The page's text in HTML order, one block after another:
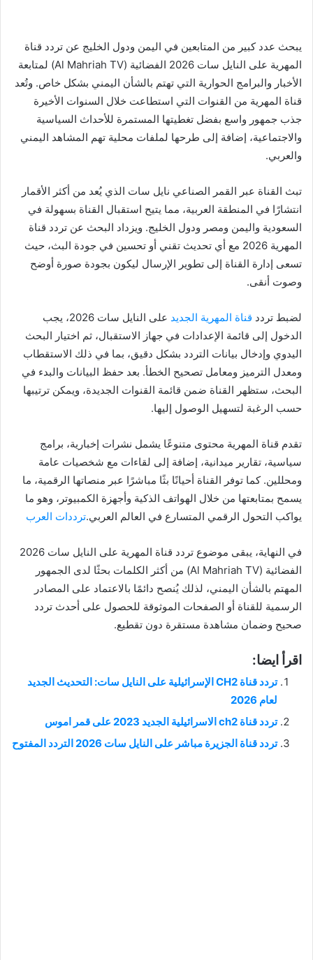
يبحث عدد كبير من المتابعين في اليمن ودول الخليج عن تردد قناة
المهرية على النايل سات 2026 الفضائية (Al Mahriah TV) لمتابعة
الأخبار والبرامج الحوارية التي تهتم بالشأن اليمني بشكل خاص. وتُعد
قناة المهرية من القنوات التي استطاعت خلال السنوات الأخيرة
جذب جمهور واسع بفضل تغطيتها المستمرة للأحداث السياسية
والاجتماعية، إضافة إلى طرحها لملفات محلية تهم المشاهد اليمني
والعربي.
تبث القناة عبر القمر الصناعي نايل سات الذي يُعد من أكثر الأقمار
انتشارًا في المنطقة العربية، مما يتيح استقبال القناة بسهولة في
السعودية واليمن ومصر ودول الخليج. ويزداد البحث عن تردد قناة
المهرية 2026 مع أي تحديث تقني أو تحسين في جودة البث، حيث
تسعى إدارة القناة إلى تطوير الإرسال ليكون بجودة صورة أوضح
وصوت أنقى.
لضبط تردد قناة المهرية الجديد
على النايل سات 2026، يجب
الدخول إلى قائمة الإعدادات في جهاز الاستقبال، ثم اختيار البحث
اليدوي وإدخال بيانات التردد بشكل دقيق، بما في ذلك الاستقطاب
ومعدل الترميز ومعامل تصحيح الخطأ. بعد حفظ البيانات والبدء في
البحث، ستظهر القناة ضمن قائمة القنوات الجديدة، ويمكن ترتيبها
حسب الرغبة لتسهيل الوصول إليها.
تقدم قناة المهرية محتوى متنوعًا يشمل نشرات إخبارية، برامج
سياسية، تقارير ميدانية، إضافة إلى لقاءات مع شخصيات عامة
ومحللين. كما توفر القناة أحيانًا بثًا مباشرًا عبر منصاتها الرقمية، ما
يسمح بمتابعتها من خلال الهواتف الذكية وأجهزة الكمبيوتر، وهو ما
يواكب التحول الرقمي المتسارع في العالم العربي.ترددات العرب
في النهاية، يبقى موضوع تردد قناة المهرية على النايل سات 2026
الفضائية (Al Mahriah TV) من أكثر الكلمات بحثًا لدى الجمهور
المهتم بالشأن اليمني، لذلك يُنصح دائمًا بالاعتماد على المصادر
الرسمية للقناة أو الصفحات الموثوقة للحصول على أحدث تردد
صحيح وضمان مشاهدة مستقرة دون تقطيع.
اقرأ ايضا:
تردد قناة CH2 الإسرائيلية على النايل سات: التحديث الجديد
لعام 2026
تردد قناة ch2 الاسرائيلية الجديد 2023 على قمر اموس
تردد قناة الجزيرة مباشر على النايل سات 2026 التردد المفتوح